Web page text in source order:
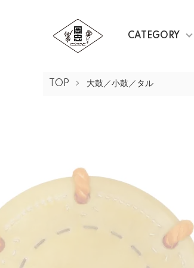
CATEGORY
TOP 大鼓／小鼓／タル